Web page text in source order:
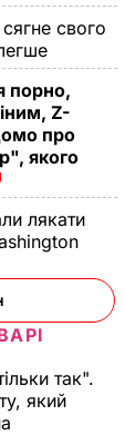
свого
порно,
Z-
про
якого
лякати
так".
який